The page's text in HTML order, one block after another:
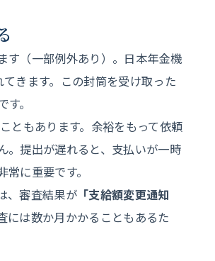
す（一部例外あり）。日本年金機
きます。この封筒を受け取った
。
ともあります。余裕をもって依頼
。提出が遅れると、支払いが一時
に重要です。
、審査結果が 「支給額変更通知
には数か月かかることもあるた